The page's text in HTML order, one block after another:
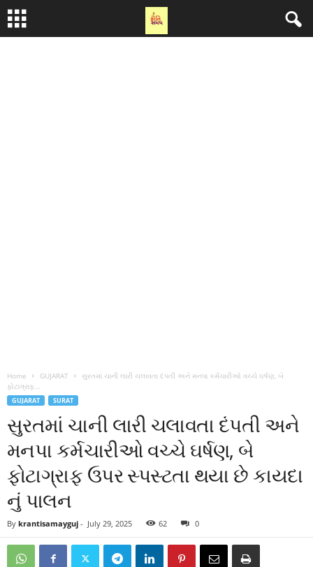
Home GUJARAT
સુરતમાં ચાની લારી ચલાવતા દંપતી અને મનપા કર્મચારીઓ વચ્ચે ઘર્ષણ, બે
ફોટાગ્રાફ...
GUJARAT SURAT
સુરતમાં ચાની લારી ચલાવતા દંપતી અને
મનપા કર્મચારીઓ વચ્ચે ઘર્ષણ, બે
ફોટાગ્રાફ ઉપર સ્પસ્ટતા થયા છે કાયદા
નું પાલન
By krantisamayguj - July 29, 2025 62 0